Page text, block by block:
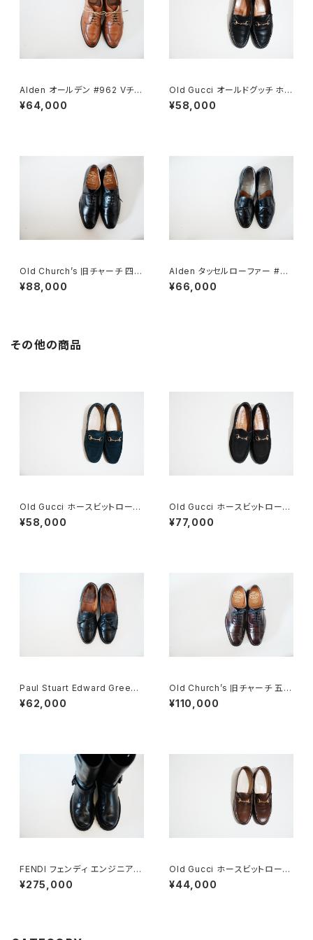
Alden オールデン #962 Vチッ
プ 9.5D
¥64,000
Old Gucci オールドグッチ ホー
スビットローファー 43E Black
ラバー
¥58,000
Old Church’s 旧チャーチ 四都
市 Consul 95D
¥88,000
Alden タッセルローファー #66
0 10C
¥66,000
その他の商品
Old Gucci ホースビットローフ
ァー 36C Navy Suede
¥58,000
Old Gucci ホースビットローフ
ァー 36C BK ラバーソール
¥77,000
Paul Stuart Edward Green
製 タッセルブローグ 7D
¥62,000
Old Church’s 旧チャーチ 五都
市 Consul 60G
¥110,000
FENDI フェンディ エンジニアブ
ーツ 8.5
¥275,000
Old Gucci ホースビットローフ
ァー 35C DB
¥44,000